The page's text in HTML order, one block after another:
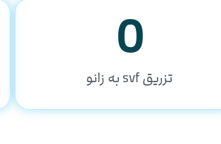
تزریق svf به زانو
0